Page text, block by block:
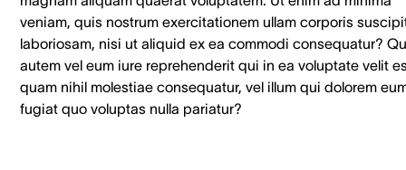
veniam, quis nostrum exercitationem ullam corporis
laboriosam, nisi ut aliquid ex ea commodi consequatur?
autem vel eum iure reprehenderit qui in ea voluptate velit
quam nihil molestiae consequatur, vel illum qui dolorem
fugiat quo voluptas nulla pariatur?